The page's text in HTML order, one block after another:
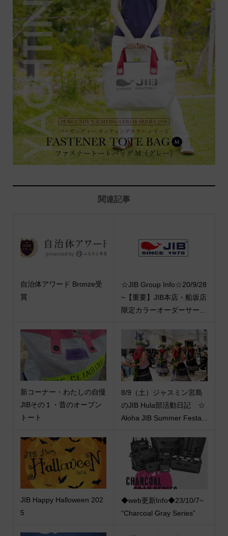
関連記事
自治体アワード Bronze受
賞
☆JIB Group Info☆20/9/28
~【重要】JIB本店・船坂店
限定カラーオーダーサー...
新コーナー・わたしの自慢
JIBその１・昔のオープン
トート
8/9（土）ジャスミン宮島
のJIB Hula部活動日記 ☆
Aloha JIB Summer Festa...
JIB Happy Halloween 202
5
◆web更新Info◆23/10/7~
“Charcoal Gray Series”